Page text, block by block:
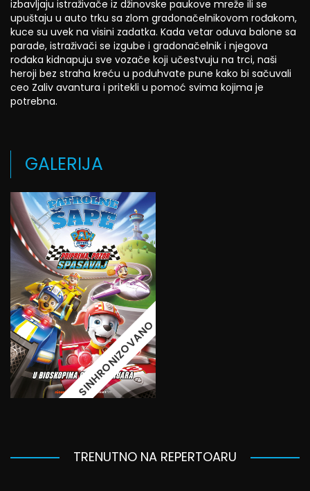
izbavljaju istraživače iz džinovske paukove mreže ili se
upuštaju u auto trku sa zlom gradonačelnikovom rođakom,
kuce su uvek na visini zadatka. Kada vetar oduva balone sa
parade, istraživači se izgube i gradonačelnik i njegova
rođaka kidnapuju sve vozače koji učestvuju na trci, naši
heroji bez straha kreću u poduhvate pune kako bi sačuvali
ceo Zaliv avantura i pritekli u pomoć svima kojima je
potrebna.
GALERIJA
SINHRONIZOVANO
TRENUTNO NA REPERTOARU